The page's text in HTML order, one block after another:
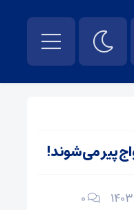
پیر می‌شوند!
0